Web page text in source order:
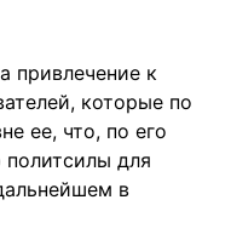
привлечение к
которые по
ее, что, по его
для
в